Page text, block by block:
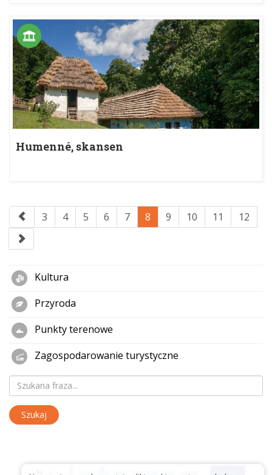
Humenné, skansen
3 4 5 6 7 8 9 10 11 12
Kultura
Przyroda
Punkty terenowe
Zagospodarowanie turystyczne